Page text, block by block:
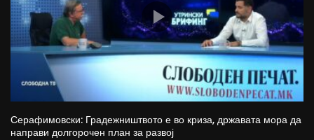
Серафимовски: Градежништвото е во криза, државата мора да
направи долгорочен план за развој